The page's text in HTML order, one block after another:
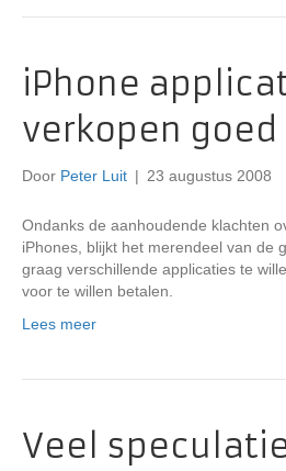
iPhone
verkopen goed
Door Peter Luit | 23 augustus 2008
Ondanks de aanhoudende klachten
iPhones, blijkt het merendeel van de
graag verschillende applicaties te
voor te willen betalen.
Lees meer
Veel